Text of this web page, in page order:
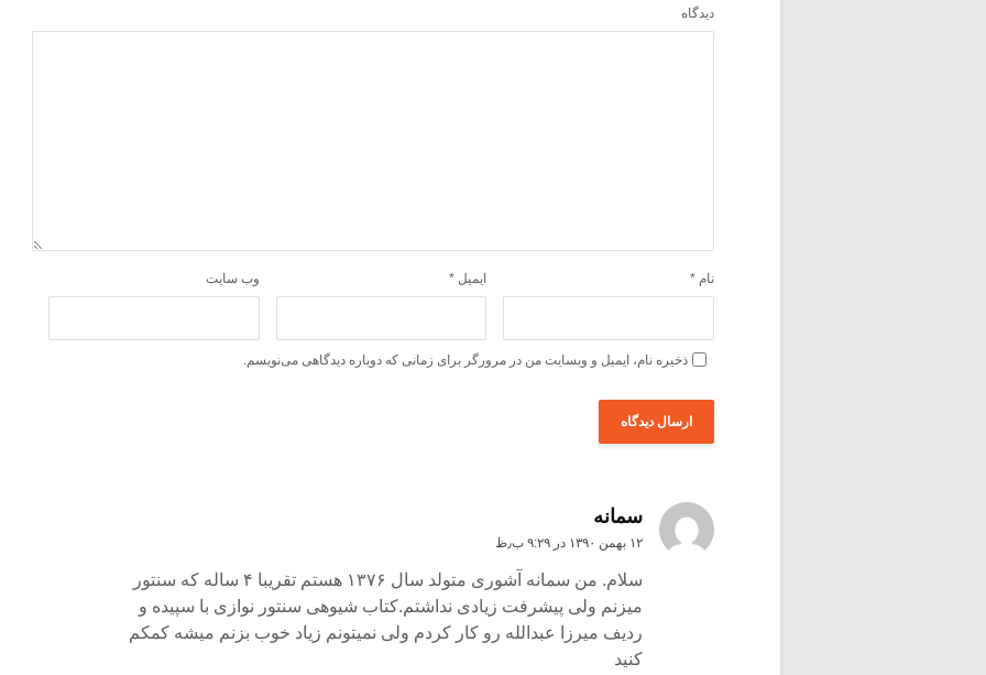
دیدگاه
نام * ایمیل * وب‌ سایت
ذخیره نام، ایمیل و وبسایت من در مرورگر برای زمانی که دوباره دیدگاهی می‌نویسم.
سمانه
۱۲ بهمن ۱۳۹۰ در ۹:۲۹ ب٫ظ
سلام. من سمانه آشوری متولد سال ۱۳۷۶ هستم تقریبا ۴ ساله که سنتور
میزنم ولی پیشرفت زیادی نداشتم.کتاب شیوهی سنتور نوازی با سپیده و
ردیف میرزا عبدالله رو کار کردم ولی نمیتونم زیاد خوب بزنم میشه کمکم
کنید